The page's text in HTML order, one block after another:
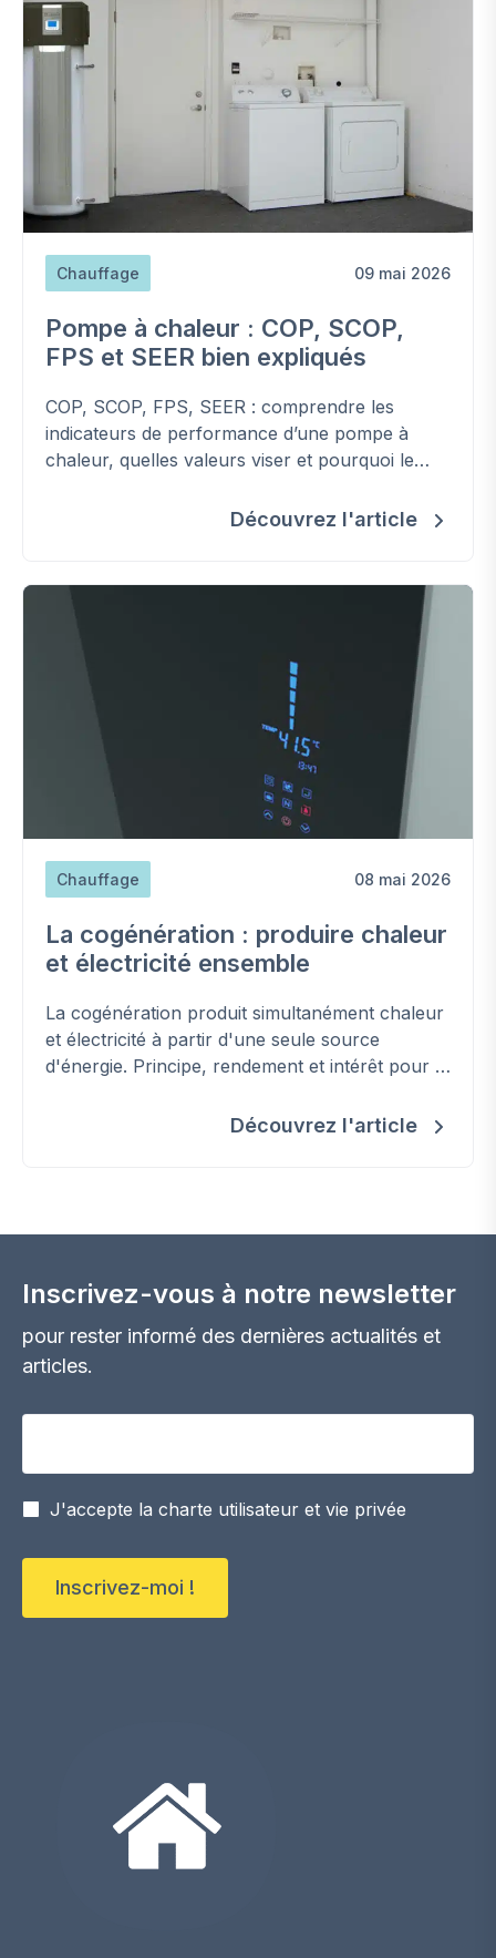
Chauffage 09 mai 2026
Pompe à chaleur : COP, SCOP,
FPS et SEER bien expliqués
COP, SCOP, FPS, SEER : comprendre les
indicateurs de performance d’une pompe à
chaleur, quelles valeurs viser et pourquoi le
Découvrez l'article
Chauffage 08 mai 2026
La cogénération : produire chaleur
et électricité ensemble
La cogénération produit simultanément chaleur
et électricité à partir d'une seule source
d'énergie. Principe, rendement et intérêt pour la
Découvrez l'article
Inscrivez-vous à notre newsletter
pour rester informé des dernières actualités et
articles.
J'accepte la charte utilisateur et vie privée
Inscrivez-moi !